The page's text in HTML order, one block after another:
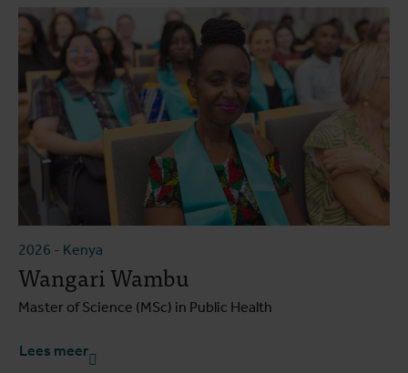
2026 - Kenya
Wangari Wambu
Master of Science (MSc) in Public Health
Lees meer